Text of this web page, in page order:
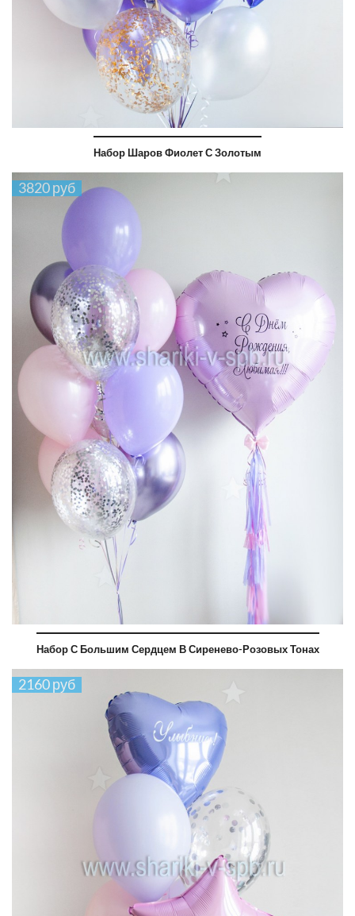
Набор Шаров Фиолет С Золотым
3820 руб
Набор С Большим Сердцем В Сиренево-Розовых Тонах
2160 руб